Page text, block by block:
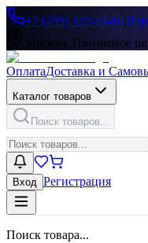
+7 (499) 322-33-86|
Москва, Пятницкое
ОплатаДоставка и
Каталог товаров
Поиск товаров...
Вход Регистрация
Поиск товара...